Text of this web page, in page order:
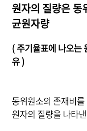
원자의 질량은 동
균원자량
( 주기율표에 나오는
유 )
동위원소의 존재비
원자의 질량을 나타